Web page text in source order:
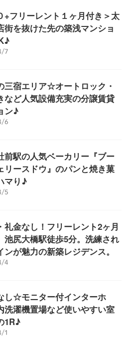
+フリーレント１ヶ月付き＞太
街を抜けた先の築浅マンショ
7
宿エリア☆オートロック・
など人気設備充実の分譲賃貸
ン♪
6
前駅の人気ベーカリー『ブー
リースドウ』のパンと焼き菓
マり♪
5
礼金なし！フリーレント2ヶ月
池尻大橋駅徒歩5分。洗練され
ンが魅力の新築レジデンス。
4
☆モニター付インターホ
洗濯機置場など使いやすい室
1R♪
1